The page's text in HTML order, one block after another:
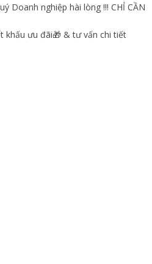
Doanh nghiệp hài lòng !!! CHỈ CẦN
khấu ưu đãi🎁 & tư vấn chi tiết